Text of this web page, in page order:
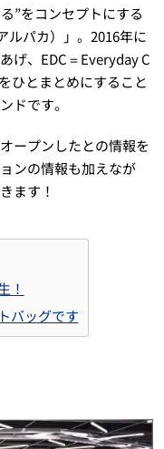
”をコンセプトにする
ルパカ）」。2016年に
げ、EDC＝Everyday C
ひとまとめにすること
ドです。
ープンしたとの情報を
ンの情報も加えなが
ます！
！
バッグです